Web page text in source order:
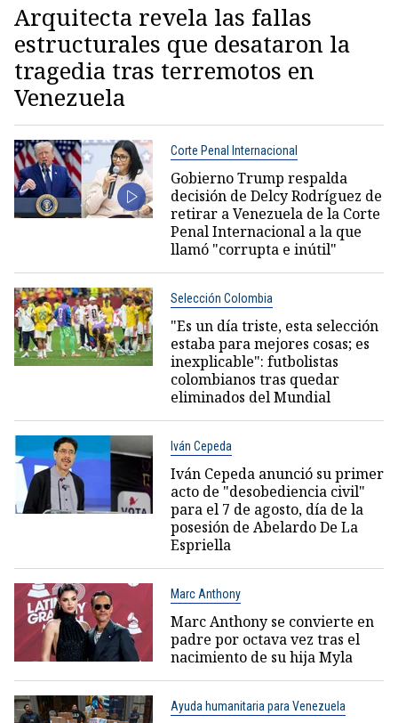
Arquitecta revela las fallas
estructurales que desataron la
tragedia tras terremotos en
Venezuela
Corte Penal Internacional
Gobierno Trump respalda
decisión de Delcy Rodríguez de
retirar a Venezuela de la Corte
Penal Internacional a la que
llamó "corrupta e inútil"
Selección Colombia
"Es un día triste, esta selección
estaba para mejores cosas; es
inexplicable": futbolistas
colombianos tras quedar
eliminados del Mundial
Iván Cepeda
Iván Cepeda anunció su primer
acto de "desobediencia civil"
para el 7 de agosto, día de la
posesión de Abelardo De La
Espriella
Marc Anthony
Marc Anthony se convierte en
padre por octava vez tras el
nacimiento de su hija Myla
Ayuda humanitaria para Venezuela